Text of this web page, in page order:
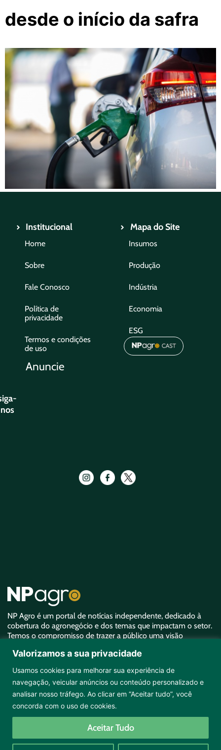
Valorizamos a sua privacidade
Usamos cookies para melhorar sua experiência de
navegação, veicular anúncios ou conteúdo personalizado e
analisar nosso tráfego. Ao clicar em “Aceitar tudo”, você
concorda com o uso de cookies.
Aceitar Tudo
desde o início da safra
NP Agro é um portal de notícias independente, dedicado à
cobertura do agronegócio e dos temas que impactam o setor.
Temos o compromisso de trazer a público uma visão
equivalente à sua importância.
Institucional
Home
Sobre
Fale Conosco
Política de
privacidade
Termos e condições
de uso
Anuncie
Mapa do Site
Insumos
Produção
Indústria
Economia
ESG
nos
Copyright ©2026 NPAgro. Todos os direitos reservados.